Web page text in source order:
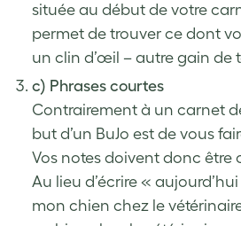
située au début de votre
permet de trouver ce dont
un clin d’œil – autre gain de
c) Phrases courtes
Contrairement à un carnet
but d’un BuJo est de vous
Vos notes doivent donc être
Au lieu d’écrire «
mon chien chez le